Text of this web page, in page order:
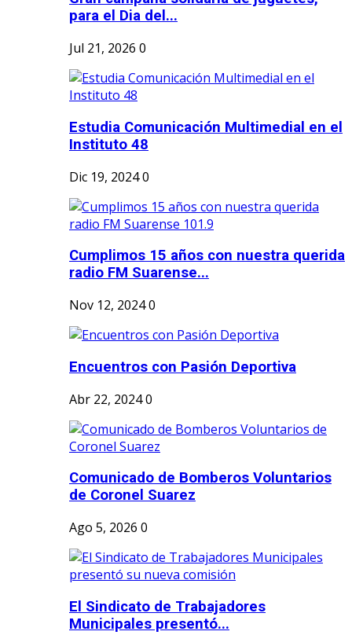
para el Dia del...
Jul 21, 2026 0
Estudia Comunicación Multimedial en el
Instituto 48
Dic 19, 20240
Cumplimos 15 años con nuestra querida
radio FM Suarense...
Nov 12, 20240
Encuentros con Pasión Deportiva
Abr 22, 20240
Comunicado de Bomberos Voluntarios
de Coronel Suarez
Ago 5, 2026 0
El Sindicato de Trabajadores
Municipales presentó...